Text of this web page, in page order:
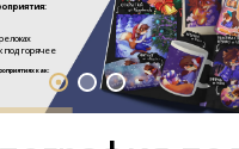
new
windowwindow
new
window
под горячее
как: